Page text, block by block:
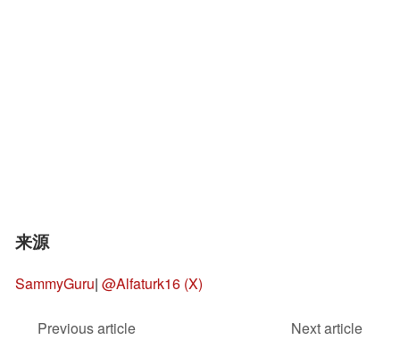
来源
SammyGuru| @Alfaturk16 (X)
Previous article
Next article